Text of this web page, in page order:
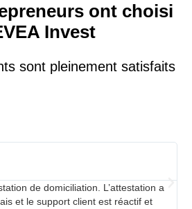
ont choisi
Invest
sont pleinement satisfaits
de domiciliation. L’attestation a
et le support client est réactif et